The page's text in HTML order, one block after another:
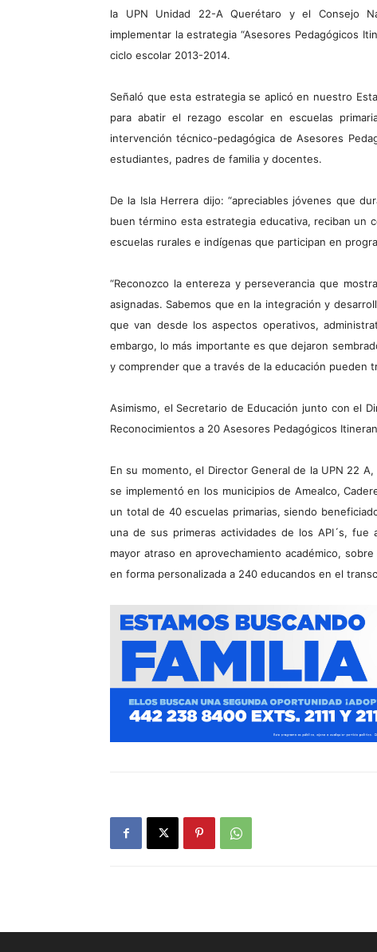
la UPN Unidad 22-A Querétaro y el Consejo
implementar la estrategia “Asesores Pedagógicos
ciclo escolar 2013-2014.
Señaló que esta estrategia se aplicó en nuestro
para abatir el rezago escolar en escuelas
intervención técnico-pedagógica de Asesores
estudiantes, padres de familia y docentes.
De la Isla Herrera dijo: “apreciables jóvenes que
buen término esta estrategia educativa, reciban un
escuelas rurales e indígenas que participan en
“Reconozco la entereza y perseverancia que
asignadas. Sabemos que en la integración y
que van desde los aspectos operativos,
embargo, lo más importante es que dejaron
y comprender que a través de la educación pueden
Asimismo, el Secretario de Educación junto con el
Reconocimientos a 20 Asesores Pedagógicos
En su momento, el Director General de la UPN 22
se implementó en los municipios de Amealco,
un total de 40 escuelas primarias, siendo
una de sus primeras actividades de los API´s,
mayor atraso en aprovechamiento académico,
en forma personalizada a 240 educandos en el